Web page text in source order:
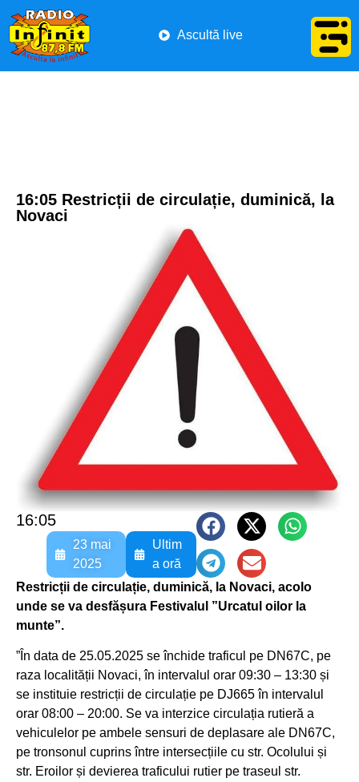
Ascultă live
16:05 Restricții de circulație, duminică, la
Novaci
16:05
23 mai
2025
Ultim
a oră
Restricții de circulație, duminică, la Novaci, acolo
unde se va desfășura Festivalul ”Urcatul oilor la
munte”.
”În data de 25.05.2025 se închide traficul pe DN67C, pe
raza localității Novaci, în intervalul orar 09:30 – 13:30 și
se instituie restricții de circulație pe DJ665 în intervalul
orar 08:00 – 20:00. Se va interzice circulația rutieră a
vehiculelor pe ambele sensuri de deplasare ale DN67C,
pe tronsonul cuprins între intersecțiile cu str. Ocolului și
str. Eroilor și devierea traficului rutier pe traseul str.